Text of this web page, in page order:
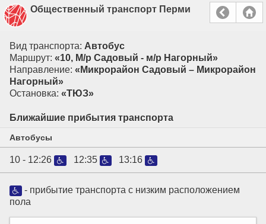
Общественный транспорт Перми
Вид транспорта: Автобус
Маршрут: «10, М/р Садовый - м/р Нагорный»
Направление: «Микрорайон Садовый – Микрорайон
Нагорный»
Остановка: «ТЮЗ»
Ближайшие прибытия транспорта
Автобусы
10 - 12:26 12:35 13:16
- прибытие транспорта с низким расположением
пола